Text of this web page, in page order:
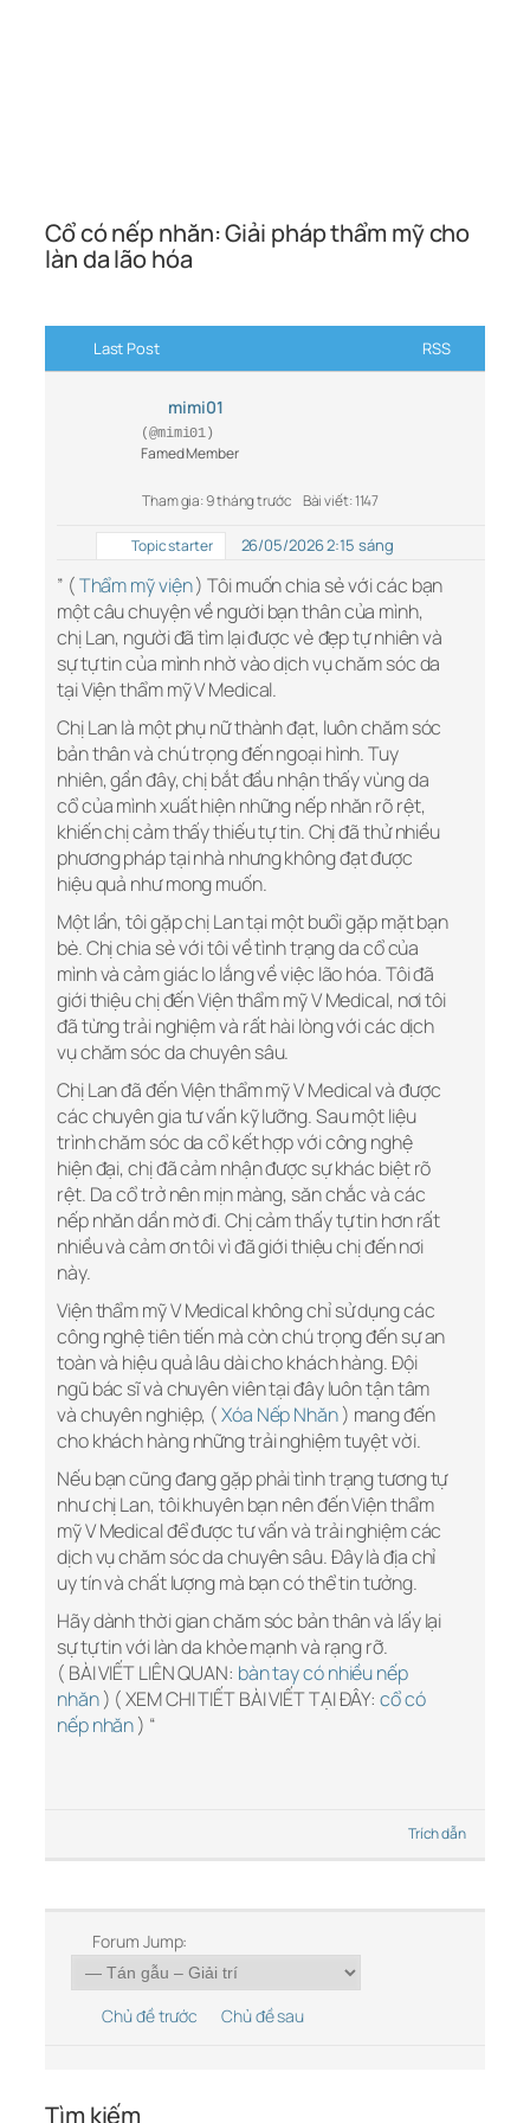
Cổ có nếp nhăn: Giải pháp thẩm mỹ cho
làn da lão hóa
Last Post RSS
mimi01
(@mimi01)
Famed Member
Tham gia: 9 tháng trước Bài viết: 1147
Topic starter 26/05/2026 2:15 sáng
” (Thẩm mỹ viện) Tôi muốn chia sẻ với các bạn
một câu chuyện về người bạn thân của mình,
chị Lan, người đã tìm lại được vẻ đẹp tự nhiên và
sự tự tin của mình nhờ vào dịch vụ chăm sóc da
tại Viện thẩm mỹ V Medical.
Chị Lan là một phụ nữ thành đạt, luôn chăm sóc
bản thân và chú trọng đến ngoại hình. Tuy
nhiên, gần đây, chị bắt đầu nhận thấy vùng da
cổ của mình xuất hiện những nếp nhăn rõ rệt,
khiến chị cảm thấy thiếu tự tin. Chị đã thử nhiều
phương pháp tại nhà nhưng không đạt được
hiệu quả như mong muốn.
Một lần, tôi gặp chị Lan tại một buổi gặp mặt bạn
bè. Chị chia sẻ với tôi về tình trạng da cổ của
mình và cảm giác lo lắng về việc lão hóa. Tôi đã
giới thiệu chị đến Viện thẩm mỹ V Medical, nơi tôi
đã từng trải nghiệm và rất hài lòng với các dịch
vụ chăm sóc da chuyên sâu.
Chị Lan đã đến Viện thẩm mỹ V Medical và được
các chuyên gia tư vấn kỹ lưỡng. Sau một liệu
trình chăm sóc da cổ kết hợp với công nghệ
hiện đại, chị đã cảm nhận được sự khác biệt rõ
rệt. Da cổ trở nên mịn màng, săn chắc và các
nếp nhăn dần mờ đi. Chị cảm thấy tự tin hơn rất
nhiều và cảm ơn tôi vì đã giới thiệu chị đến nơi
này.
Viện thẩm mỹ V Medical không chỉ sử dụng các
công nghệ tiên tiến mà còn chú trọng đến sự an
toàn và hiệu quả lâu dài cho khách hàng. Đội
ngũ bác sĩ và chuyên viên tại đây luôn tận tâm
và chuyên nghiệp, (Xóa Nếp Nhăn) mang đến
cho khách hàng những trải nghiệm tuyệt vời.
Nếu bạn cũng đang gặp phải tình trạng tương tự
như chị Lan, tôi khuyên bạn nên đến Viện thẩm
mỹ V Medical để được tư vấn và trải nghiệm các
dịch vụ chăm sóc da chuyên sâu. Đây là địa chỉ
uy tín và chất lượng mà bạn có thể tin tưởng.
Hãy dành thời gian chăm sóc bản thân và lấy lại
sự tự tin với làn da khỏe mạnh và rạng rỡ.
( BÀI VIẾT LIÊN QUAN: bàn tay có nhiều nếp
nhăn) ( XEM CHI TIẾT BÀI VIẾT TẠI ĐÂY:cổ có
nếp nhăn) “
Trích dẫn
Forum Jump:
Chủ đề trước Chủ đề sau
Tìm kiếm